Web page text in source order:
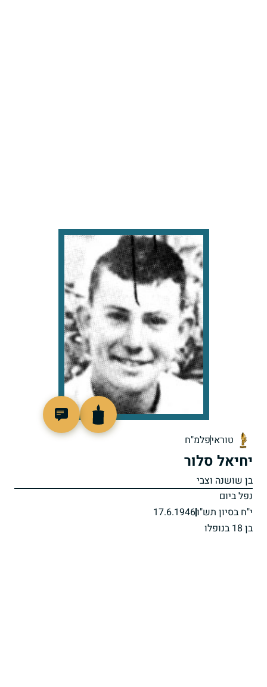
טוראיפלמ"ח
יחיאל סלור
בן שושנה וצבי
נפל ביום
י"ח בסיון תש"ו17.6.1946
בן 18 בנופלו